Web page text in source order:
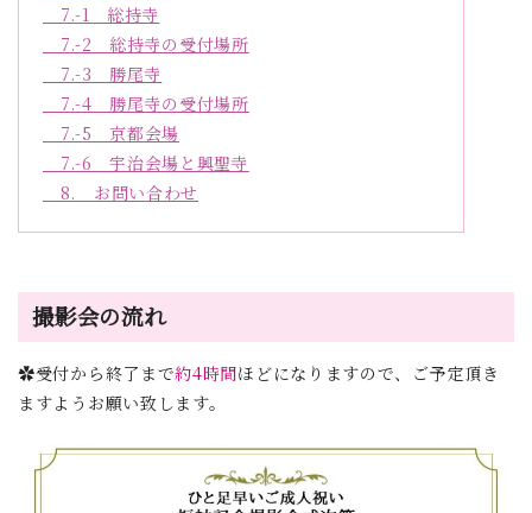
7.-1 総持寺
7.-2 総持寺の受付場所
7.-3 勝尾寺
7.-4 勝尾寺の受付場所
7.-5 京都会場
7.-6 宇治会場と興聖寺
8. お問い合わせ
撮影会の流れ
✿受付から終了まで約4時間ほどになりますので、ご予定頂き
ますようお願い致します。